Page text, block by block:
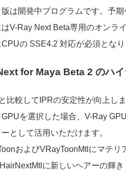
は開発中プログラムです。予
V-Ray Next Beta専用のオンラ
の SSE4.2 対応が必須とな
for Maya Beta 2 のハイ
比較してIPRの安定性が向上しま
GPUを選択した場合、V-Ray
として活用いただけます。
およびVRayToonMtlにマテ
に新しいヘアーの輝